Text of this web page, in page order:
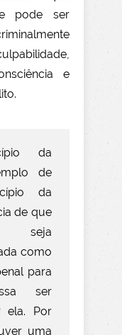
pode ser
e
da
de
da
de que
seja
como
para
ser
ela. Por
uma